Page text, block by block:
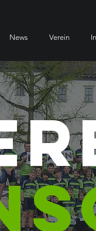
News Verein